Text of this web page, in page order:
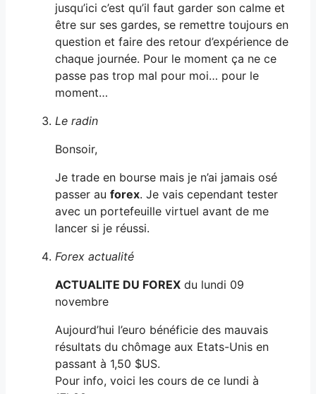
jusqu’ici c’est qu’il faut garder son calme et
être sur ses gardes, se remettre toujours en
question et faire des retour d’expérience de
chaque journée. Pour le moment ça ne ce
passe pas trop mal pour moi… pour le
moment…
Le radin
Bonsoir,
Je trade en bourse mais je n’ai jamais osé
passer au forex. Je vais cependant tester
avec un portefeuille virtuel avant de me
lancer si je réussi.
Forex actualité
ACTUALITE DU FOREX du lundi 09
novembre
Aujourd’hui l’euro bénéficie des mauvais
résultats du chômage aux Etats-Unis en
passant à 1,50 $US.
Pour info, voici les cours de ce lundi à